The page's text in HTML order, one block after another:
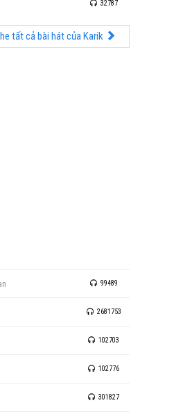
32787
tất cả bài hát của Karik
99489
2681753
102703
102776
301827